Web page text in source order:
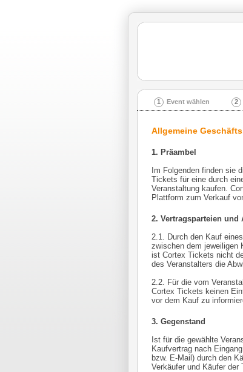
1 Event wählen 2
Allgemeine
1. Präambel
Im Folgenden finden sie
Tickets für eine durch
Veranstaltung kaufen.
Plattform zum Verkauf
2. Vertragsparteien und
2.1. Durch den Kauf
zwischen dem jeweiligen
ist Cortex Tickets nicht
des Veranstalters die
2.2. Für die vom
Cortex Tickets keinen
vor dem Kauf zu
3. Gegenstand
Ist für die gewählte
Kaufvertrag nach
bzw. E-Mail) durch den
Verkäufer und Käufer